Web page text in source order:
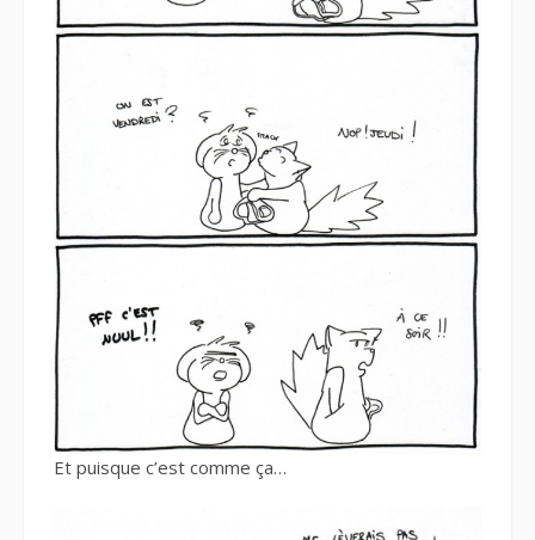
Et puisque c’est comme ça…